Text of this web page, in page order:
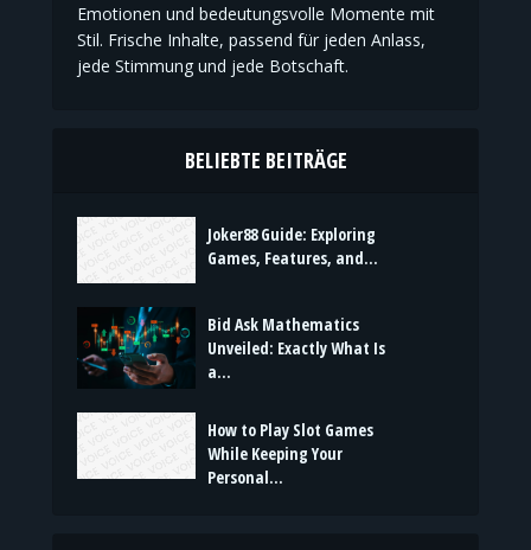
Emotionen und bedeutungsvolle Momente mit
Stil. Frische Inhalte, passend für jeden Anlass,
jede Stimmung und jede Botschaft.
BELIEBTE BEITRÄGE
Joker88 Guide: Exploring
Games, Features, and...
Bid Ask Mathematics
Unveiled: Exactly What Is
a...
How to Play Slot Games
While Keeping Your
Personal...